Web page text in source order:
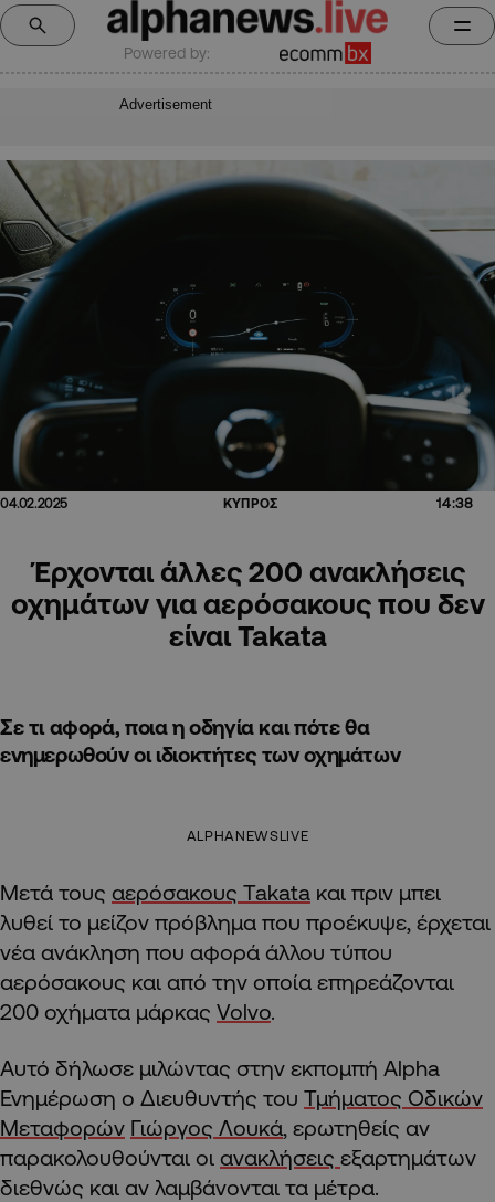
Powered by:
Advertisement
04.02.2025 ΚΥΠΡΟΣ 14:38
Έρχονται άλλες 200 ανακλήσεις
οχημάτων για αερόσακους που δεν
είναι Takata
Σε τι αφορά, ποια η οδηγία και πότε θα
ενημερωθούν οι ιδιοκτήτες των οχημάτων
ALPHANEWSLIVE
Μετά τους αερόσακους Takata και πριν μπει
λυθεί το μείζον πρόβλημα που προέκυψε, έρχεται
νέα ανάκληση που αφορά άλλου τύπου
αερόσακους και από την οποία επηρεάζονται
200 οχήματα μάρκας Volvo.
Αυτό δήλωσε μιλώντας στην εκπομπή Alpha
Ενημέρωση ο Διευθυντής του Τμήματος Οδικών
Μεταφορών Γιώργος Λουκά, ερωτηθείς αν
παρακολουθούνται οι ανακλήσεις εξαρτημάτων
διεθνώς και αν λαμβάνονται τα μέτρα.